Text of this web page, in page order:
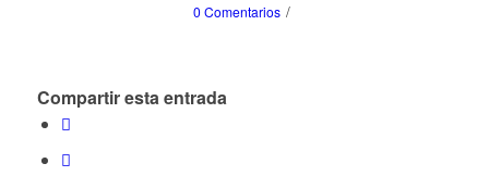
0 Comentarios /
Compartir esta entrada